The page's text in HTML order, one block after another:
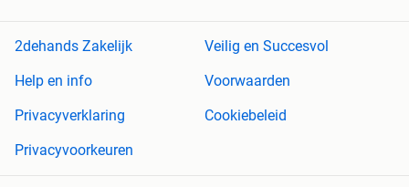
2dehands Zakelijk
Veilig en Succesvol
Help en info
Voorwaarden
Privacyverklaring
Cookiebeleid
Privacyvoorkeuren